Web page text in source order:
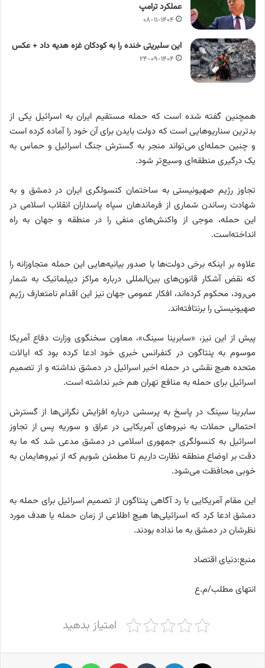
عملکرد ترامپ
۰۸-۱۱-۱۴۰۴
این سلبریتی خنده را به کودکان غزه هدیه داد + عکس
۲۴-۰۹-۱۴۰۴
همچنین گفته شده است که حمله مستقیم ایران به اسرائیل یکی از
بدترین سناریوهایی است که دولت بایدن برای آن خود را آماده کرده است
و چنین حمله‌ای می‌تواند منجر به گسترش جنگ اسرائیل و حماس به
یک درگیری منطقه‌ای وسیع‌تر شود.
تجاوز رژیم صهیونیستی به ساختمان کنسولگری ایران در دمشق و به
شهادت رساندن شماری از فرماندهان سپاه پاسداران انقلاب اسلامی در
این حمله، موجی از واکنش‌های منفی را در منطقه و جهان به راه
انداخته‌است.
علاوه بر اینکه برخی دولت‌ها با صدور بیانیه‌هایی این حمله متجاوزانه را
که نقض آشکار قانون‌های بین‌المللی درباره مراکز دیپلماتیک به شمار
می‌رود، محکوم کرده‌اند، افکار عمومی جهان نیز این اقدام نامتعارف رژیم
صهیونیستی را برنتافته‌اند.
پیش از این نیز، «سابرینا سینگ»، معاون سخنگوی وزارت دفاع آمریکا
موسوم به پنتاگون در کنفرانس خبری خود ادعا کرده بود که ایالات
متحده هیچ نقشی در حمله اخیر اسرائیل در دمشق نداشته و از تصمیم
اسرائیل برای حمله به منافع تهران هم خبر نداشته است.
سابرینا سینگ در پاسخ به پرسشی درباره افزایش نگرانی‌ها از گسترش
احتمالی حملات به نیروهای آمریکایی در عراق و سوریه پس از تجاوز
اسرائیل به کنسولگری جمهوری اسلامی در دمشق مدعی شد که ما به
دقت بر اوضاع منطقه نظارت داریم تا مطمئن شویم که از نیروهایمان به
خوبی محافظت می‌شود.
این مقام آمریکایی با رد آگاهی پنتاگون از تصمیم اسرائیل برای حمله به
دمشق ادعا کرد که اسرائیلی‌ها هیچ اطلاعی از زمان حمله یا هدف مورد
نظرشان در دمشق به ما نداده بودند.
منبع:دنیای اقتصاد
انتهای مطلب/م.ع
امتیاز بدهید
لینکدین ‫تامبلر پینترست